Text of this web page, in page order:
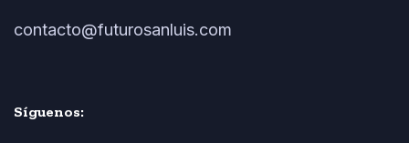
contacto@futurosanluis.com
Síguenos: